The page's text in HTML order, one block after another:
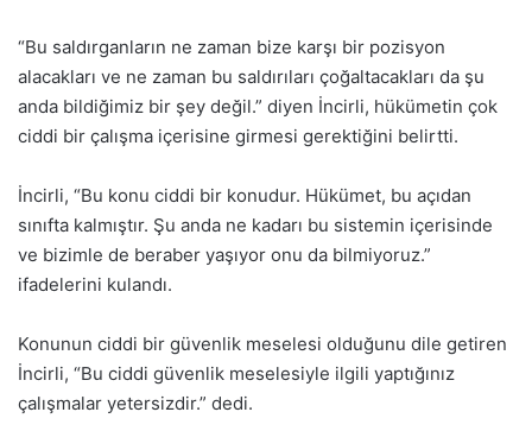
“Bu saldırganların ne zaman bize karşı bir pozisyon
alacakları ve ne zaman bu saldırıları çoğaltacakları da şu
anda bildiğimiz bir şey değil.” diyen İncirli, hükümetin çok
ciddi bir çalışma içerisine girmesi gerektiğini belirtti.
İncirli, “Bu konu ciddi bir konudur. Hükümet, bu açıdan
sınıfta kalmıştır. Şu anda ne kadarı bu sistemin içerisinde
ve bizimle de beraber yaşıyor onu da bilmiyoruz.”
ifadelerini kulandı.
Konunun ciddi bir güvenlik meselesi olduğunu dile getiren
İncirli, “Bu ciddi güvenlik meselesiyle ilgili yaptığınız
çalışmalar yetersizdir.” dedi.